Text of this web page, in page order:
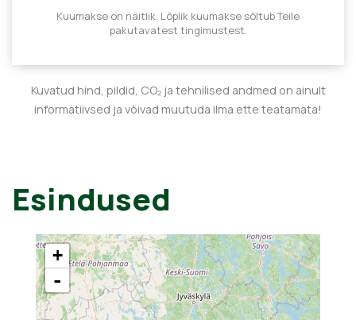
Kuumakse on näitlik. Lõplik kuumakse sõltub Teile
pakutavatest tingimustest.
Kuvatud hind, pildid, CO₂ ja tehnilised andmed on ainult
informatiivsed ja võivad muutuda ilma ette teatamata!
Esindused
+
-